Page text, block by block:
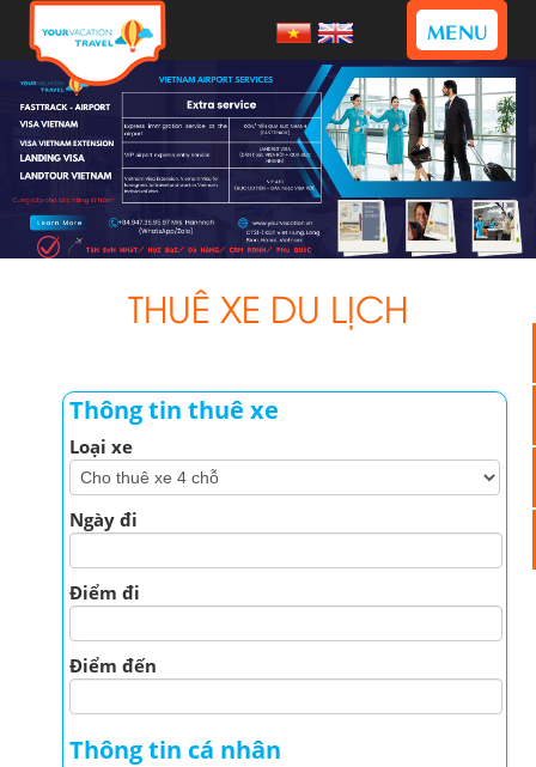
MENU
THUÊ XE DU LỊCH
Thông tin thuê xe
Loại xe
Ngày đi
Điểm đi
Điểm đến
Thông tin cá nhân